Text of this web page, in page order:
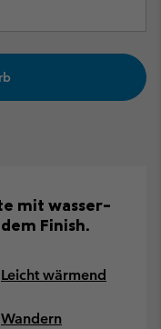
mit wasser-
Finish.
Leicht wärmend
Wandern